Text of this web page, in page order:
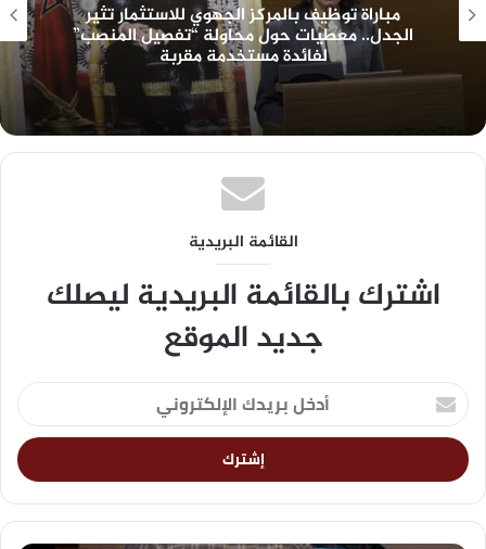
مباراة توظيف بالمركز الجهوي للاستثمار تثير
الجدل.. معطيات حول محاولة “تفصيل المنصب”
لفائدة مستخدمة مقربة
القائمة البريدية
اشترك بالقائمة البريدية ليصلك
جديد الموقع